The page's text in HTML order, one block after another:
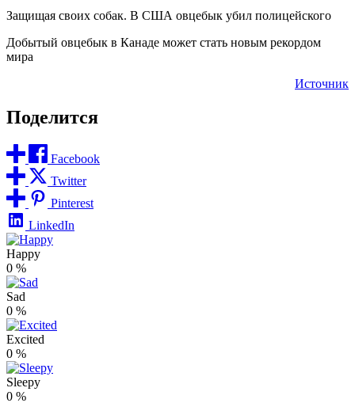
Защищая своих собак. В США овцебык убил полицейского
Добытый овцебык в Канаде может стать новым рекордом
мира
Источник
Поделится
Facebook
Twitter
Pinterest
LinkedIn
Happy
0 %
Sad
0 %
Excited
0 %
Sleepy
0 %